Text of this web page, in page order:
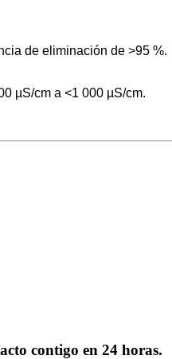
de eliminación de >95 %.
µS/cm a <1 000 µS/cm.
contigo en 24 horas.